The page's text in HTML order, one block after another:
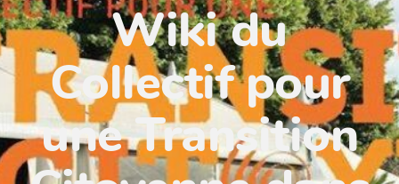
Wiki du
Collectif pour
une Transition